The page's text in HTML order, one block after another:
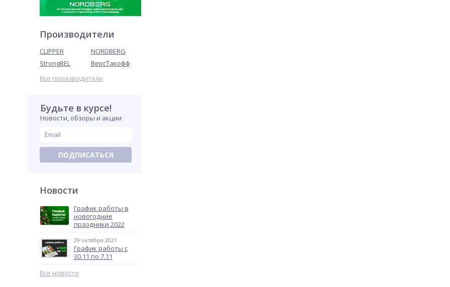
Производители
CLIPPER
NORDBERG
StrongBEL
ВерсТакофф
Все производители
Будьте в курсе!
Новости, обзоры и акции
ПОДПИСАТЬСЯ
Новости
График работы в
новогодние
праздники 2022
29 октября 2021
График работы с
30.11 по 7.11
Все новости